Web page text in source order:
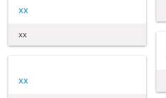
xx
xx
xx